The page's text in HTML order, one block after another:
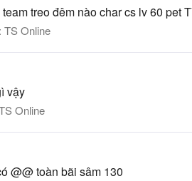
treo đêm nào char cs lv 60 pet
TS Online
vậy
Online
@@ toàn bãi sâm 130